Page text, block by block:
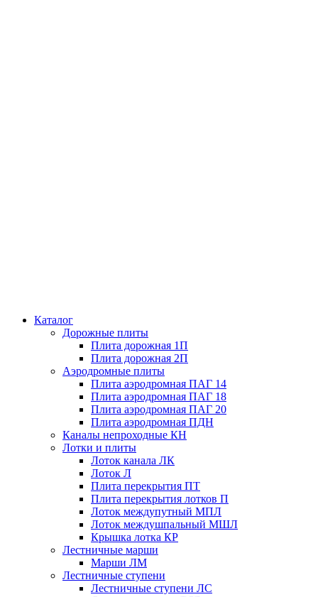
Каталог
Дорожные плиты
Плита дорожная 1П
Плита дорожная 2П
Аэродромные плиты
Плита аэродромная ПАГ 14
Плита аэродромная ПАГ 18
Плита аэродромная ПАГ 20
Плита аэродромная ПДН
Каналы непроходные КН
Лотки и плиты
Лоток канала ЛК
Лоток Л
Плита перекрытия ПТ
Плита перекрытия лотков П
Лоток междупутный МПЛ
Лоток междушпальный МШЛ
Крышка лотка КР
Лестничные марши
Марши ЛМ
Лестничные ступени
Лестничные ступени ЛС